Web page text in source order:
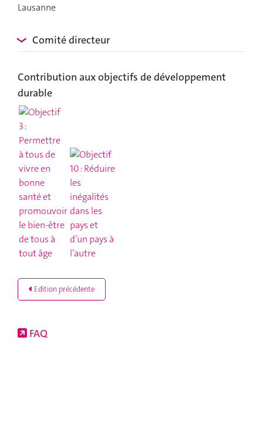
Lausanne
Comité directeur
Contribution aux objectifs de développement
durable
Edition précédente
FAQ